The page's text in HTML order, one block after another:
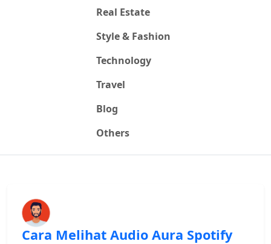
Real Estate
Style & Fashion
Technology
Travel
Blog
Others
Cara Melihat Audio Aura Spotify